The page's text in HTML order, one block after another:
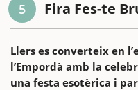
5 Fira Fes-te
Llers es converteix en
l’Empordà amb la
una festa esotèrica i